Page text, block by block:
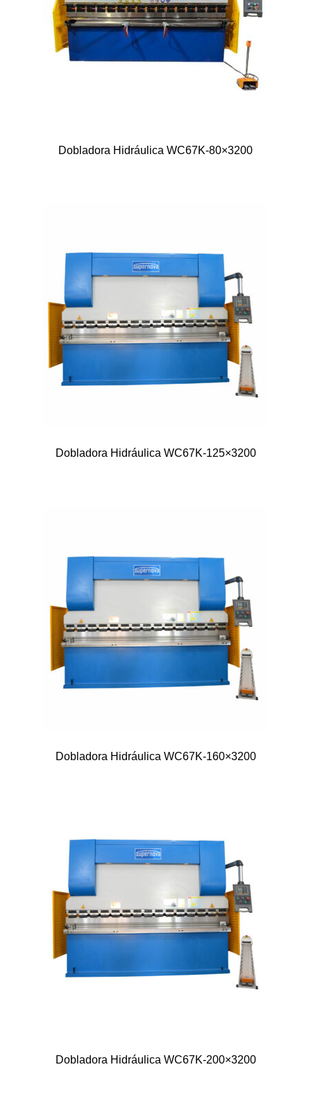
Dobladora Hidráulica WC67K-80×3200
Dobladora Hidráulica WC67K-125×3200
Dobladora Hidráulica WC67K-160×3200
Dobladora Hidráulica WC67K-200×3200